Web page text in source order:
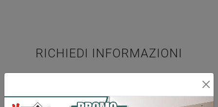
RICHIEDI INFORMAZIONI